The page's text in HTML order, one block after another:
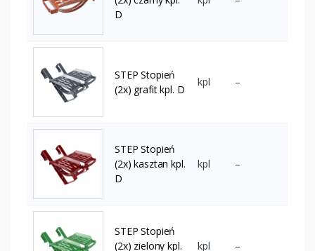
D
STEP Stopień
(2x) grafit kpl. D
kpl –
STEP Stopień
(2x) kasztan kpl.
D
kpl –
STEP Stopień
(2x) zielony kpl.
kpl –